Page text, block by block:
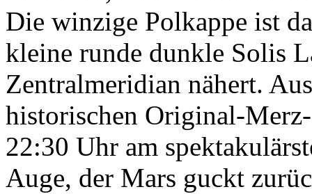
Die winzige Polkappe ist
kleine runde dunkle Solis
Zentralmeridian nähert.
historischen Original-
22:30 Uhr am
Auge, der Mars guckt